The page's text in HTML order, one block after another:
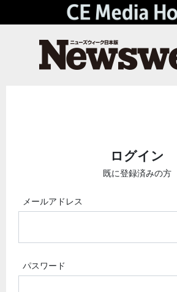
ログイン
既に登録済みの方
メールアドレス
パスワード